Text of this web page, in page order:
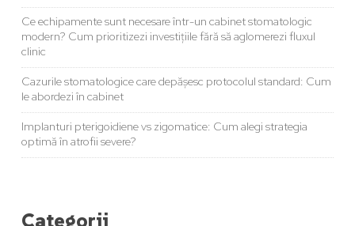
Ce echipamente sunt necesare într-un cabinet stomatologic
modern? Cum prioritizezi investițiile fără să aglomerezi fluxul
clinic
Cazurile stomatologice care depășesc protocolul standard: Cum
le abordezi în cabinet
Implanturi pterigoidiene vs zigomatice: Cum alegi strategia
optimă în atrofii severe?
Categorii